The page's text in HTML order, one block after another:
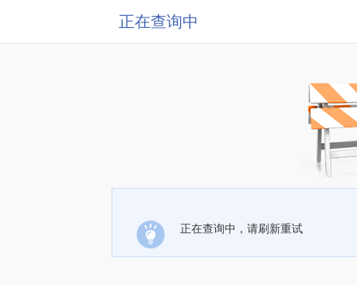
正在查询中
正在查询中，请刷新重试